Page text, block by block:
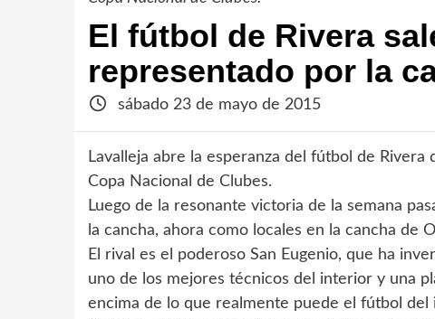
El fútbol de Rivera
representado por la
sábado 23 de mayo de 2015
Lavalleja abre la esperanza del fútbol de
Copa Nacional de Clubes.
Luego de la resonante victoria de la semana
la cancha, ahora como locales en la cancha de
El rival es el poderoso San Eugenio, que ha
uno de los mejores técnicos del interior y una
encima de lo que realmente puede el fútbol del